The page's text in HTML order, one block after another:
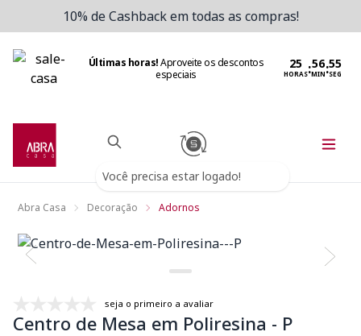
10% de Cashback em todas as compras!
Últimas horas!Aproveite os descontos
especiais
HORAS:MIN:SEG
Você precisa estar logado!
Abra Casa Decoração Adornos
seja o primeiro a avaliar
Centro de Mesa em Poliresina - P